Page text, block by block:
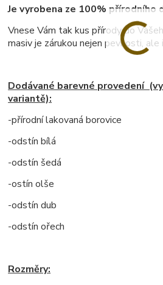
Je vyrobena ze 100% přírodního
Vnese Vám tak kus přírody do
masiv je zárukou nejen pevnosti,
Dodávané barevné provedení
variantě):
-přírodní lakovaná borovice
-odstín bílá
-odstín šedá
-ostín olše
-odstín dub
-odstín ořech
Rozměry: